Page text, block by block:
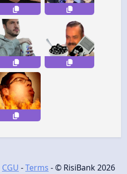
CGU -Terms - © RisiBank 2026